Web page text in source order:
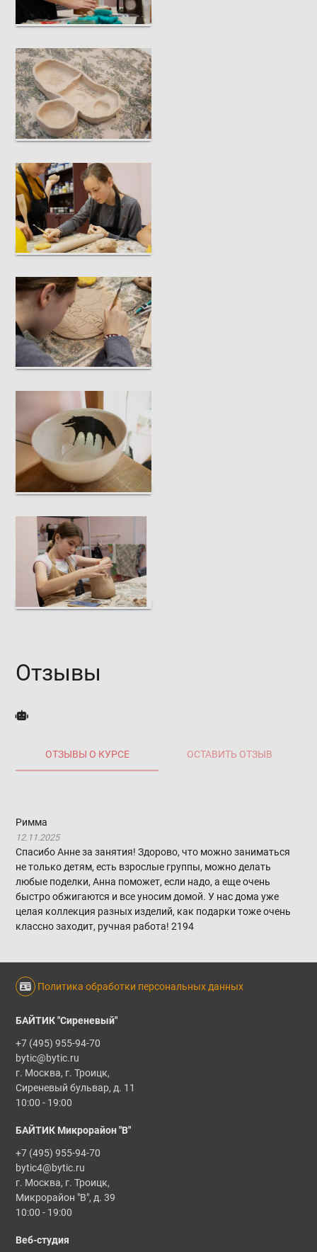
Отзывы
ОТЗЫВЫ О КУРСЕ ОСТАВИТЬ ОТЗЫВ
Римма
12.11.2025
Спасибо Анне за занятия! Здорово, что можно заниматься
не только детям, есть взрослые группы, можно делать
любые поделки, Анна поможет, если надо, а еще очень
быстро обжигаются и все уносим домой. У нас дома уже
целая коллекция разных изделий, как подарки тоже очень
классно заходит, ручная работа!2194
Политика обработки персональных данных
БАЙТИК "Сиреневый"
+7 (495) 955-94-70
bytic@bytic.ru
г. Москва, г. Троицк,
Сиреневый бульвар, д. 11
10:00 - 19:00
БАЙТИК Микрорайон "В"
+7 (495) 955-94-70
bytic4@bytic.ru
г. Москва, г. Троицк,
Микрорайон "В", д. 39
10:00 - 19:00
Веб-студия